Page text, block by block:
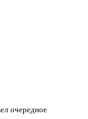
очередное